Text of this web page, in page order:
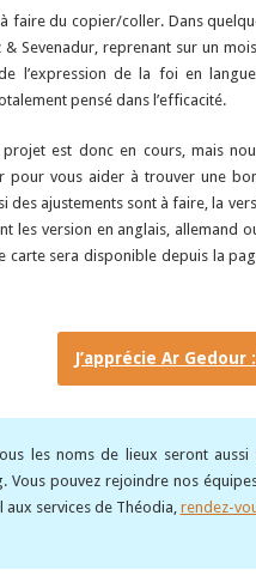
faire du copier/coller. Dans
Sevenadur, reprenant sur un
l’expression de la foi en
pensé dans l’efficacité.
est donc en cours, mais
pour vous aider à trouver une
des ajustements sont à faire, la
les version en anglais, allemand
carte sera disponible depuis la
J’apprécie Ar
les noms de lieux seront
Vous pouvez rejoindre nos
services de Théodia, rendez-